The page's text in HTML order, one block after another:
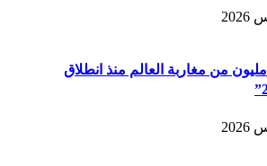
دخول أزيد من 2,7 مليون من مغاربة العالم منذ انطلاق